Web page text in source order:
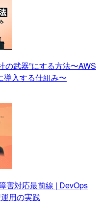
の武器”にする方法〜AWS
導入する仕組み〜
害対応最前線 | DevOps
用の実践